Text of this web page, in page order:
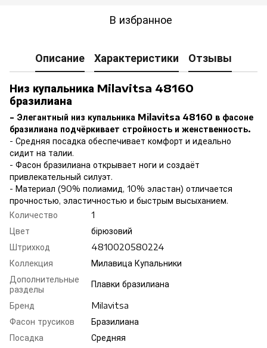
В избранное
Описание Характеристики Отзывы
Низ купальника Milavitsa 48160
бразилиана
- Элегантный низ купальника Milavitsa 48160 в фасоне
бразилиана подчёркивает стройность и женственность.
- Средняя посадка обеспечивает комфорт и идеально
сидит на талии.
- Фасон бразилиана открывает ноги и создаёт
привлекательный силуэт.
- Материал (90% полиамид, 10% эластан) отличается
прочностью, эластичностью и быстрым высыханием.
Количество
1
Цвет
бірюзовий
Штрихкод
4810020580224
Коллекция
Милавица Купальники
Дополнительные
разделы
Плавки бразилиана
Бренд
Milavitsa
Фасон трусиков
Бразилиана
Посадка
Средняя